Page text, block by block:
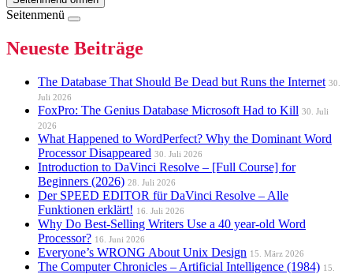
Seitenmenü
Neueste Beiträge
The Database That Should Be Dead but Runs the Internet 30.
Juli 2026
FoxPro: The Genius Database Microsoft Had to Kill 30. Juli
2026
What Happened to WordPerfect? Why the Dominant Word
Processor Disappeared 30. Juli 2026
Introduction to DaVinci Resolve – [Full Course] for
Beginners (2026) 28. Juli 2026
Der SPEED EDITOR für DaVinci Resolve – Alle
Funktionen erklärt! 16. Juli 2026
Why Do Best-Selling Writers Use a 40 year-old Word
Processor? 16. Juni 2026
Everyone’s WRONG About Unix Design 15. März 2026
The Computer Chronicles – Artificial Intelligence (1984) 15.